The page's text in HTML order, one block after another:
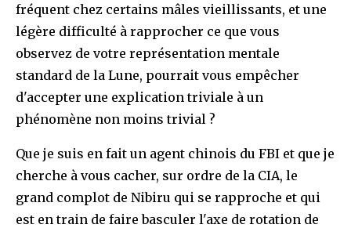
fréquent chez certains mâles vieillissants, et une
légère difficulté à rapprocher ce que vous
observez de votre représentation mentale
standard de la Lune, pourrait vous empêcher
d'accepter une explication triviale à un
phénomène non moins trivial ?
Que je suis en fait un agent chinois du FBI et que je
cherche à vous cacher, sur ordre de la CIA, le
grand complot de Nibiru qui se rapproche et qui
est en train de faire basculer l'axe de rotation de